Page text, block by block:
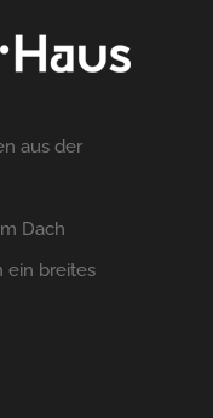
aus der
Dach
ein breites